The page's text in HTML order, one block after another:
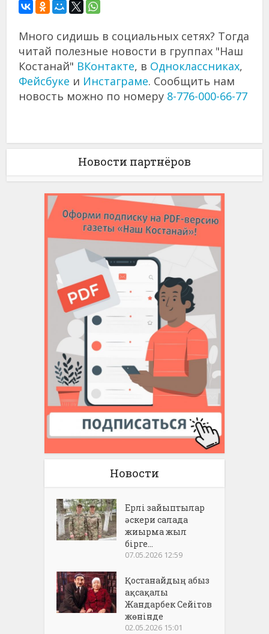
Много сидишь в социальных сетях? Тогда
читай полезные новости в группах "Наш
Костанай" ВКонтакте, в Одноклассниках,
Фейсбуке и Инстаграме. Сообщить нам
новость можно по номеру 8-776-000-66-77
Новости партнёров
Новости
Ерлі зайыптылар
әскери салада
жиырма жыл
бірге...
07.05.2026 12:59
Қостанайдың абыз
ақсақалы
Жандарбек Сейітов
жөнінде
02.05.2026 15:01